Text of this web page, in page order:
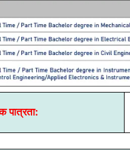
पात्रता: